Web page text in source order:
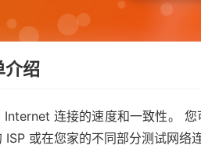
绍
连接的速度和一致性。 您
或在您家的不同部分测试网络连